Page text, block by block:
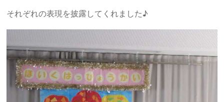
それぞれの表現を披露してくれました♪